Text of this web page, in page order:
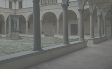
è il trattamento dei dati
che i dati personali
attribuiti a un
senza la necessità di
a condizione